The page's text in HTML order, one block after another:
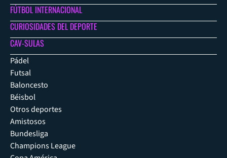
FÚTBOL INTERNACIONAL
CURIOSIDADES DEL DEPORTE
CAV-SULAS
Pádel
Futsal
Baloncesto
Béisbol
Otros deportes
Amistosos
Bundesliga
Champions League